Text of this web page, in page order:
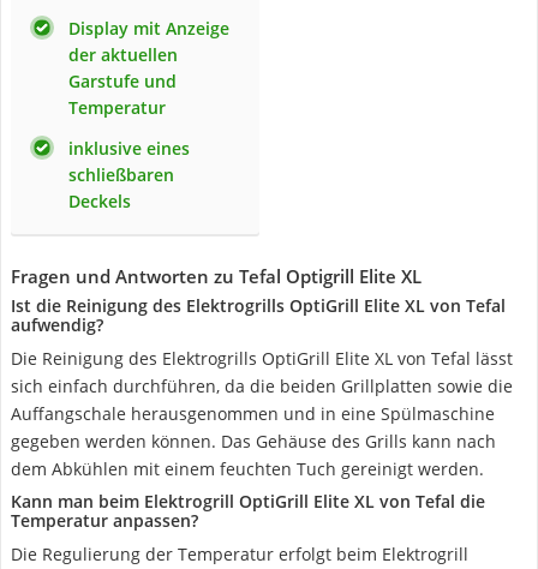
Display mit Anzeige
der aktuellen
Garstufe und
Temperatur
inklusive eines
schließbaren
Deckels
Fragen und Antworten zu Tefal Optigrill Elite XL
Ist die Reinigung des Elektrogrills OptiGrill Elite XL von Tefal
aufwendig?
Die Reinigung des Elektrogrills OptiGrill Elite XL von Tefal lässt
sich einfach durchführen, da die beiden Grillplatten sowie die
Auffangschale herausgenommen und in eine Spülmaschine
gegeben werden können. Das Gehäuse des Grills kann nach
dem Abkühlen mit einem feuchten Tuch gereinigt werden.
Kann man beim Elektrogrill OptiGrill Elite XL von Tefal die
Temperatur anpassen?
Die Regulierung der Temperatur erfolgt beim Elektrogrill